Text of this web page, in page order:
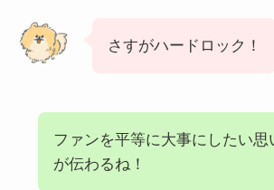
さすがハードロック！
ファンを平等に大事にしたい思
が伝わるね！